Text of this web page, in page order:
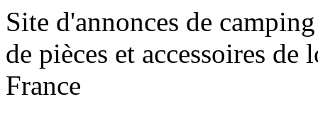
Site d'annonces de
de pièces et accessoires
France